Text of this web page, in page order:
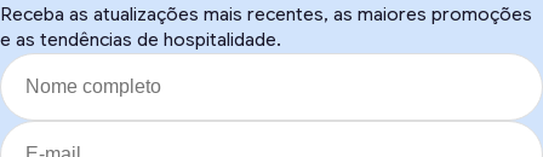
Receba as atualizações mais recentes, as maiores promoções
e as tendências de hospitalidade.